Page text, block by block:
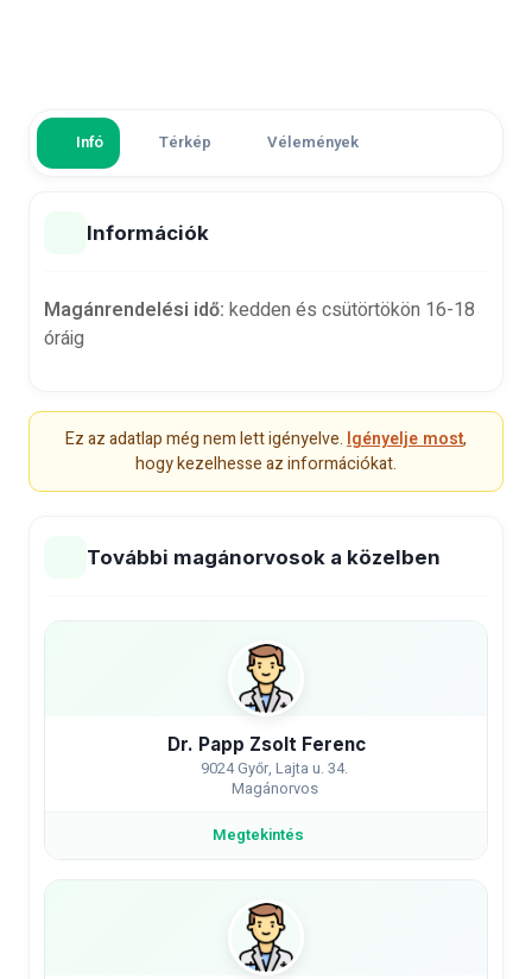
Infó Térkép Vélemények
Információk
Magánrendelési idő: kedden és csütörtökön 16-18
óráig
Ez az adatlap még nem lett igényelve. Igényelje most,
hogy kezelhesse az információkat.
További magánorvosok a közelben
Dr. Papp Zsolt Ferenc
9024 Győr, Lajta u. 34.
Magánorvos
Megtekintés